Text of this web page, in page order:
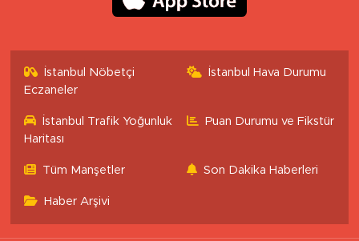
İstanbul Nöbetçi
Eczaneler
İstanbul Hava Durumu
İstanbul Trafik Yoğunluk
Haritası
Puan Durumu ve Fikstür
Tüm Manşetler Son Dakika Haberleri
Haber Arşivi